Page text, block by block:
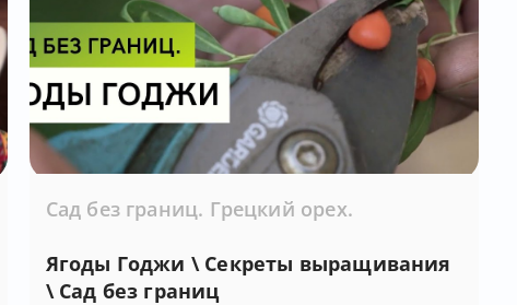
Сад без границ. Грецкий орех.
Ягоды Годжи \ Секреты выращивания
\ Сад без границ